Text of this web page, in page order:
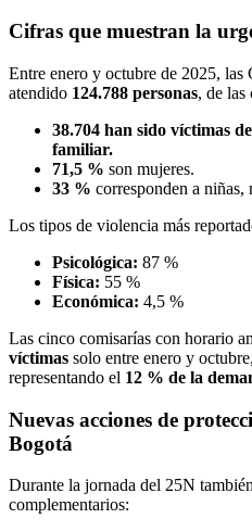
Cifras que muestran la
Entre enero y octubre de 2025, las
atendido 124.788 personas, de las
38.704 han sido víctimas
familiar.
71,5 % son mujeres.
33 % corresponden a niñas,
Los tipos de violencia más
Psicológica: 87 %
Física: 55 %
Económica: 4,5 %
Las cinco comisarías con horario
víctimas solo entre enero y
representando el 12 % de la
Nuevas acciones de
Bogotá
Durante la jornada del 25N
complementarios: